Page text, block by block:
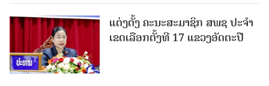
ແຕ່ງຕັ້ງ ຄະນະສະມາຊິກ ສພຊ ປະຈຳ
ເຂດເລືອກຕັ້ງທີ 17 ແຂວງອັດຕະປື